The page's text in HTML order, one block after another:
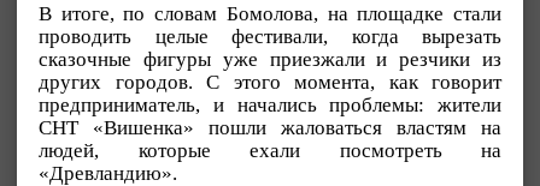
В итоге, по словам Бомолова, на площадке стали
проводить целые фестивали, когда вырезать
сказочные фигуры уже приезжали и резчики из
других городов. С этого момента, как говорит
предприниматель, и начались проблемы: жители
СНТ «Вишенка» пошли жаловаться властям на
людей, которые ехали посмотреть на
«Древландию».